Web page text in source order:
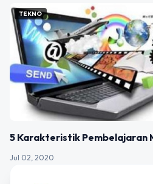
TEKNO
5 Karakteristik Pembelajaran
Jul 02, 2020